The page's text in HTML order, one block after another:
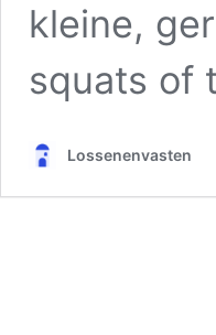
kleine,
squats of
Lossenenvasten